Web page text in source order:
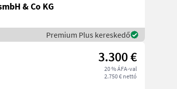
& Co KG
Premium Plus kereskedő
3.300 €
20 % ÁFA-val
2.750 € nettó